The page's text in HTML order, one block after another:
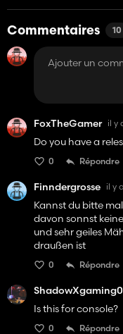
Commentaires 10
FoxTheGamer il y
Do you have a
0 Répondre
Finndergrosse il y
Kannst du bitte
davon sonnst
und sehr geiles
draußen ist
0 Répondre
Is this for console?
0 Répondre